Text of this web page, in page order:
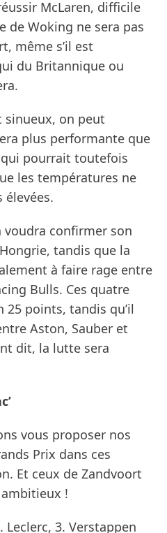
McLaren, difficile
de Woking ne sera pas
même s’il est
du Britannique ou
sinueux, on peut
plus performante que
qui pourrait toutefois
les températures ne
élevées.
confirmer son
tandis que la
à faire rage entre
Bulls. Ces quatre
points, tandis qu’il
Aston, Sauber et
dit, la lutte sera
vous proposer nos
Prix dans ces
Et ceux de Zandvoort
!
Leclerc, 3. Verstappen